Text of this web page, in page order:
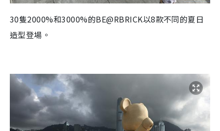
30隻2000%和3000%的BE@RBRICK以8款不同的夏日
造型登場。